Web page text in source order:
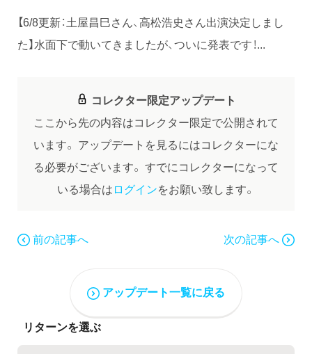
【6/8更新：土屋昌巳さん、高松浩史さん出演決定しまし
た】水面下で動いてきましたが、ついに発表です！...
コレクター限定アップデート
ここから先の内容はコレクター限定で公開されて
います。 アップデートを見るにはコレクターにな
る必要がございます。 すでにコレクターになって
いる場合はログインをお願い致します。
前の記事へ 次の記事へ
アップデート一覧に戻る
リターンを選ぶ